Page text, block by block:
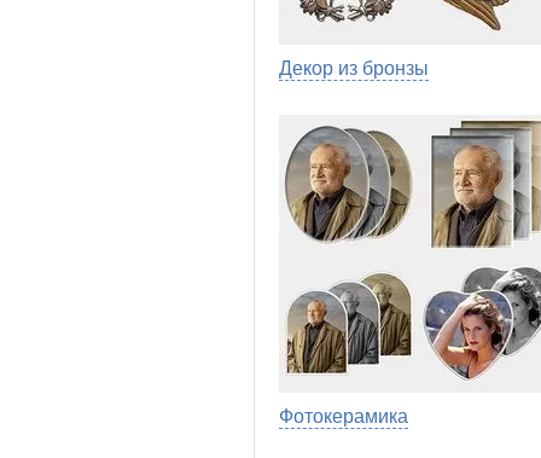
Декор из бронзы
Фотокерамика